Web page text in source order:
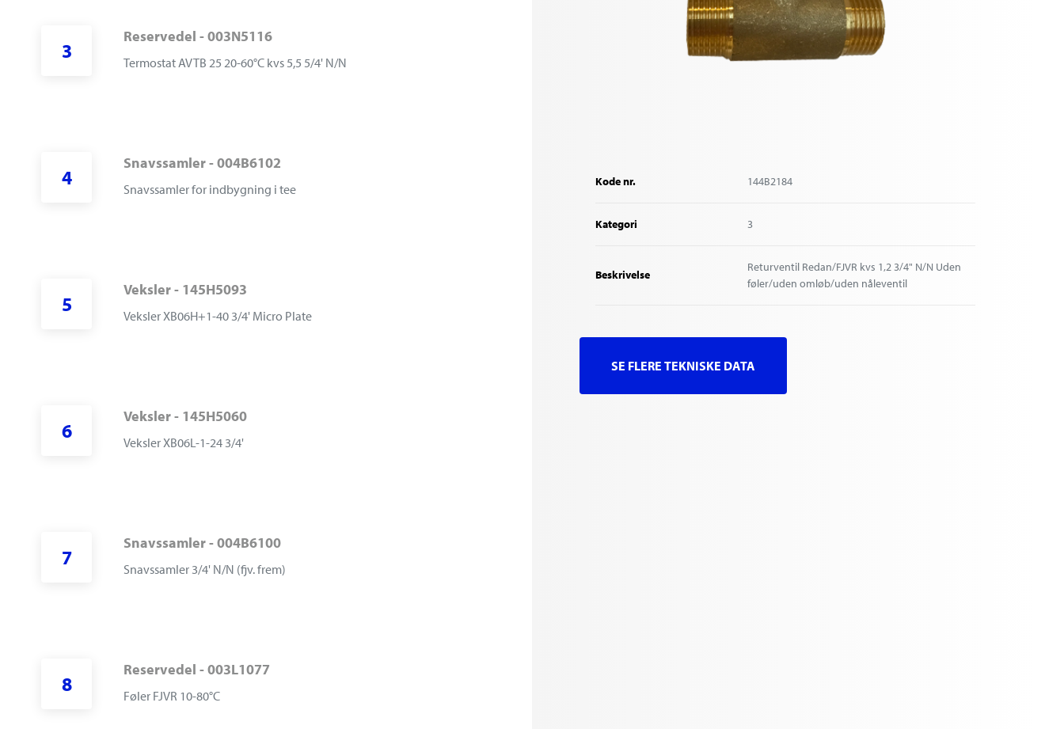
3
Reservedel - 003N5116
Termostat AVTB 25 20-60°C kvs 5,5 5/4' N/N
4
Snavssamler - 004B6102
Snavssamler for indbygning i tee
5
Veksler - 145H5093
Veksler XB06H+1-40 3/4' Micro Plate
6
Veksler - 145H5060
Veksler XB06L-1-24 3/4'
7
Snavssamler - 004B6100
Snavssamler 3/4' N/N (fjv. frem)
8
Reservedel - 003L1077
Føler FJVR 10-80°C
Kode nr. 144B2184
Kategori 3
Beskrivelse
Returventil Redan/FJVR kvs 1,2 3/4" N/N Uden
føler/uden omløb/uden nåleventil
SE FLERE TEKNISKE DATA